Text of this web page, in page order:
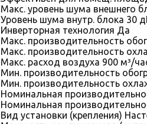
Макс. уровень шума внешнего
Уровень шума внутр. блока 30
Инверторная технология Да
Макс. производительность
Макс. производительность
Макс. расход воздуха 900 м³/
Мин. производительность
Мин. производительность
Номинальная
Номинальная
Вид установки (крепления)